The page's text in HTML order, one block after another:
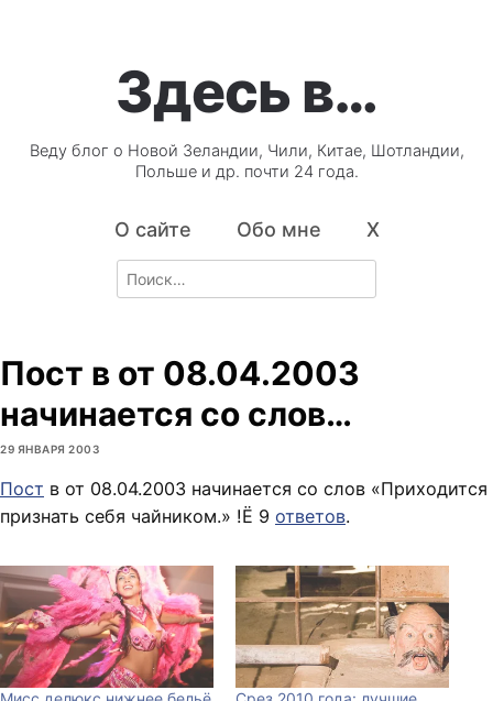
Здесь в…
Веду блог о Новой Зеландии, Чили, Китае, Шотландии,
Польше и др. почти 24 года.
О сайте Обо мне X
Search
for:
Пост в от 08.04.2003
начинается со слов…
29 ЯНВАРЯ 2003
Пост в от 08.04.2003 начинается со слов «Приходится
признать себя чайником.» !Ё 9 ответов.